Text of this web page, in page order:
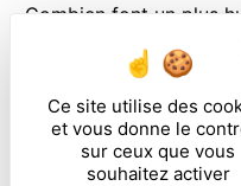
Ce site utilise des
et vous donne le
sur ceux que vous
souhaitez activer
Combien font un plus
En cochant cette
particulières ci-